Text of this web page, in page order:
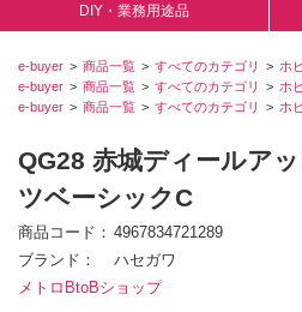
DIY・業務用途品
e-buyer 商品一覧 すべてのカテゴリ
ホ
e-buyer
商品一覧 すべてのカテゴリ ホ
e-buyer
商品一覧 すべてのカテゴリ ホ
QG28 赤城ディールア
ツベーシックC
商品コード
4967834721289
ブランド
ハセガワ
メトロBtoBショップ